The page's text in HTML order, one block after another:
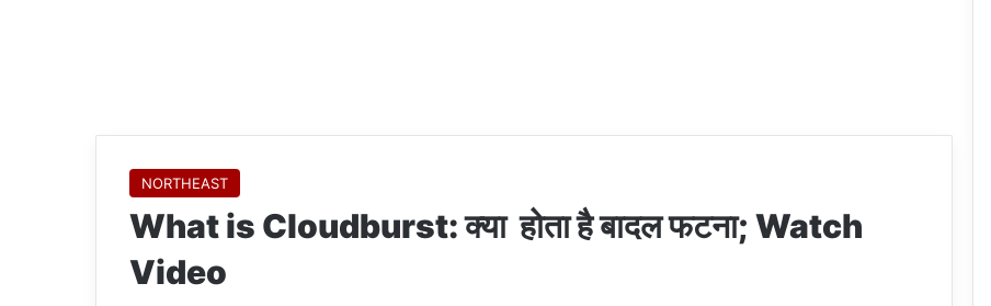
NORTHEAST
What is Cloudburst: क्या होता है बादल फटना; Watch
Video